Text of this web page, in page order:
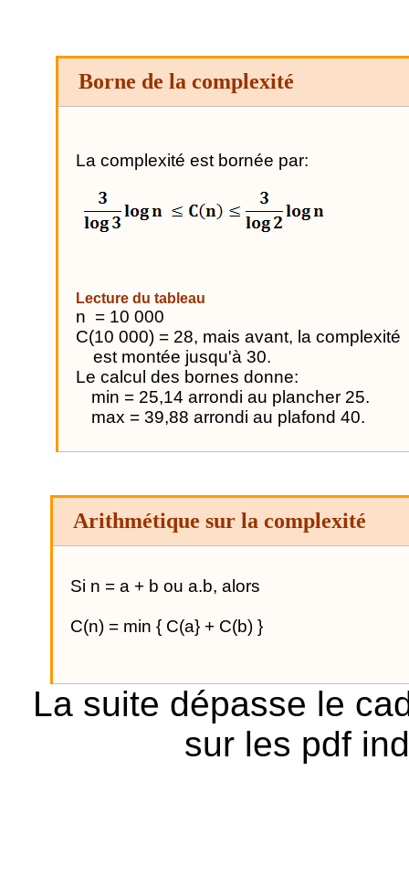
Borne de la complexité
La complexité est bornée par:
Lecture du tableau
n = 10 000
C(10 000) = 28, mais avant, la complexité
est montée jusqu'à 30.
Le calcul des bornes donne:
min = 25,14 arrondi au plancher 25.
max = 39,88 arrondi au plafond 40.
Arithmétique sur la complexité
Si n = a + b ou a.b, alors
C(n) = min { C(a} + C(b) }
La suite dépasse le
sur les pdf